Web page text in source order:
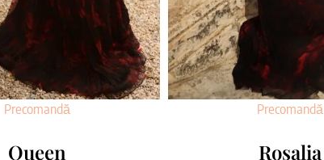
Precomandă
Queen
Precomandă
Rosalia